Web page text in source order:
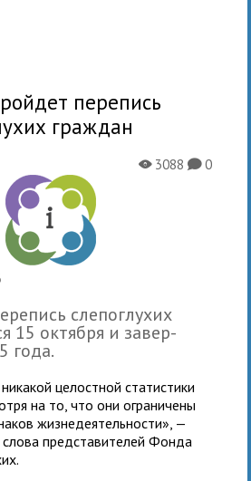
перепись
граждан
X3088K0
сле­по­глу­хих
15 октября и завер­
года.
целост­ной ста­ти­стики
на то, что они огра­ни­чены
жиз­не­де­я­тель­но­сти», —
пред­ста­ви­те­лей Фонда